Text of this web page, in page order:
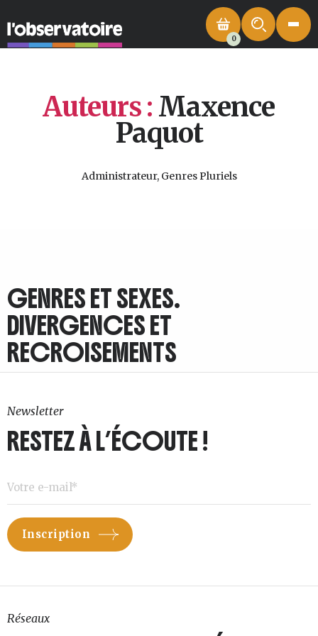
0
Auteurs : Maxence
Paquot
Administrateur, Genres Pluriels
GENRES ET SEXES.
DIVERGENCES ET
RECROISEMENTS
Newsletter
RESTEZ À L’ÉCOUTE !
Réseaux